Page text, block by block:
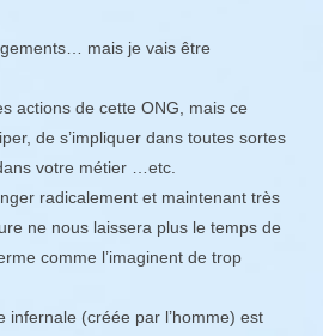
mais je vais être
actions de cette ONG, mais ce
de s’impliquer dans toutes sortes
votre métier …etc.
radicalement et maintenant très
ne nous laissera plus le temps de
comme l’imaginent de trop
infernale (créée par l’homme) est